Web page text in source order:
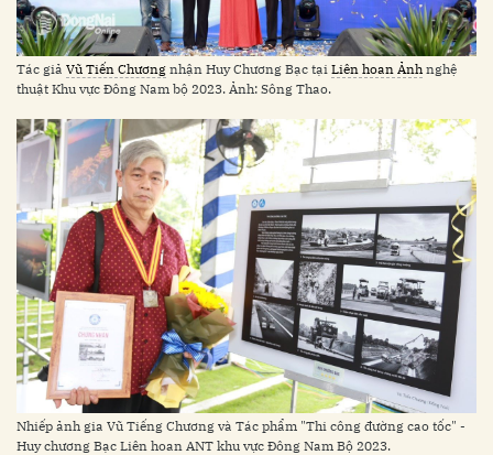
Tác giả Vũ Tiến Chương nhận Huy Chương Bạc tại Liên hoan Ảnh nghệ
thuật Khu vực Đông Nam bộ 2023. Ảnh: Sông Thao.
Nhiếp ảnh gia Vũ Tiếng Chương và Tác phẩm "Thi công đường cao tốc" -
Huy chương Bạc Liên hoan ANT khu vực Đông Nam Bộ 2023.